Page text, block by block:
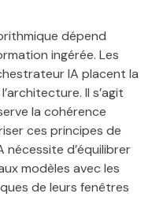
dépend
ingérée. Les
IA placent la
Il s’agit
la cohérence
ces principes de
d’équilibrer
modèles avec les
de leurs fenêtres